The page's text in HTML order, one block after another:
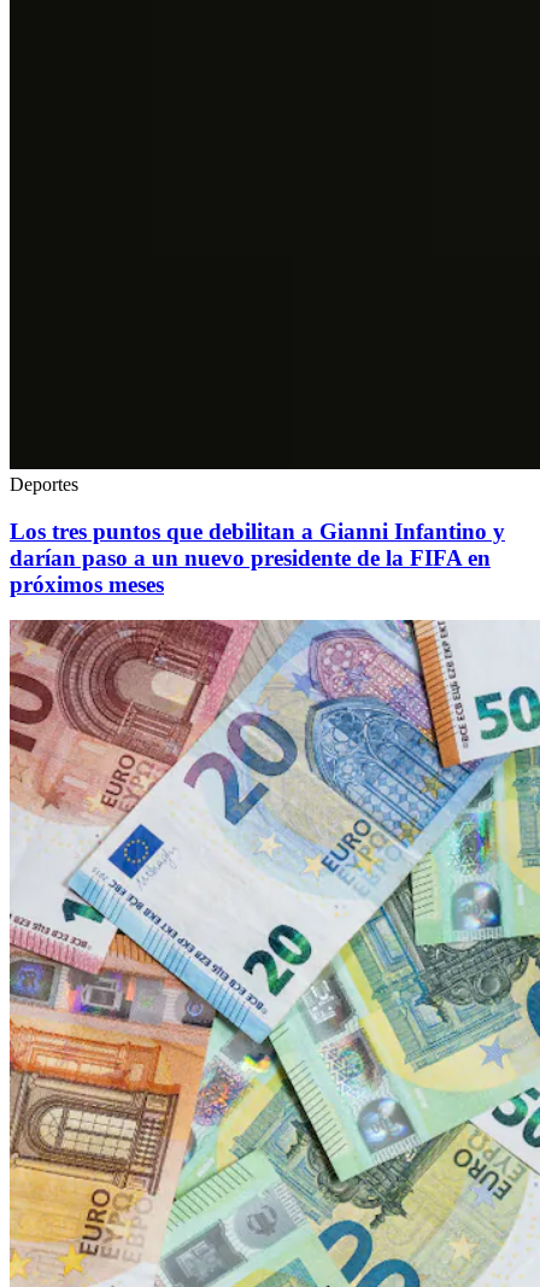
Deportes
Los tres puntos que debilitan a Gianni Infantino y
darían paso a un nuevo presidente de la FIFA en
próximos meses